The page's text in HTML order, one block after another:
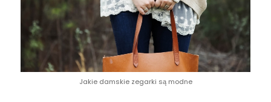
Jakie damskie zegarki są modne